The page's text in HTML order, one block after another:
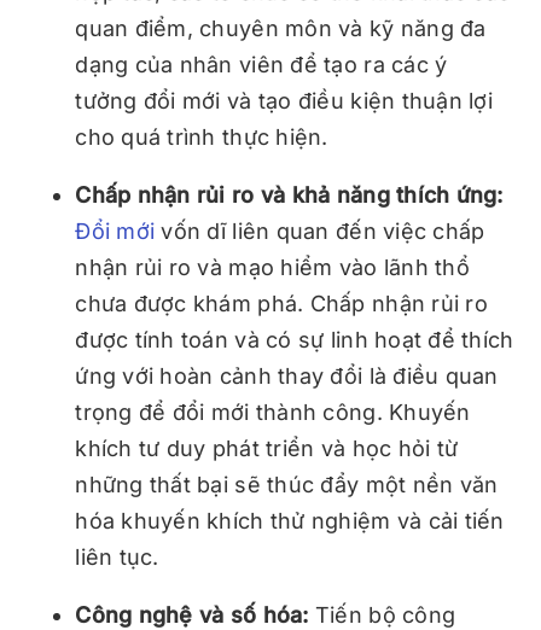
quan điểm, chuyên môn và kỹ năng đa
dạng của nhân viên để tạo ra các ý
tưởng đổi mới và tạo điều kiện thuận lợi
cho quá trình thực hiện.
Chấp nhận rủi ro và khả năng thích ứng:
Đổi mới vốn dĩ liên quan đến việc chấp
nhận rủi ro và mạo hiểm vào lãnh thổ
chưa được khám phá. Chấp nhận rủi ro
được tính toán và có sự linh hoạt để thích
ứng với hoàn cảnh thay đổi là điều quan
trọng để đổi mới thành công. Khuyến
khích tư duy phát triển và học hỏi từ
những thất bại sẽ thúc đẩy một nền văn
hóa khuyến khích thử nghiệm và cải tiến
liên tục.
Công nghệ và số hóa: Tiến bộ công